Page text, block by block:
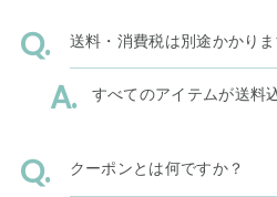
送料・消費税は別途かかりま
すべてのアイテムが送料
クーポンとは何ですか？